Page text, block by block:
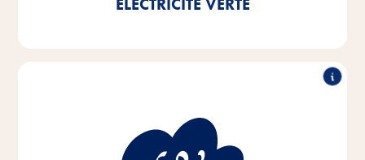
ÉLECTRICITÉ VERTE
Grâce à l'utilisation d'électricité verte et au passage à
des systèmes de chauffage de proximité et à des